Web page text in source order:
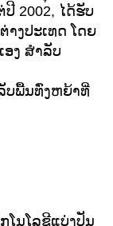
2002, ໄດ້ຮັບ
າງປະເທດ ໂດຍ
ອງ ສຳລັບ
ບພື້ນທົ່ງຫຍ້າທີ່
ໂນໂລຊີແບ່ງປັນ